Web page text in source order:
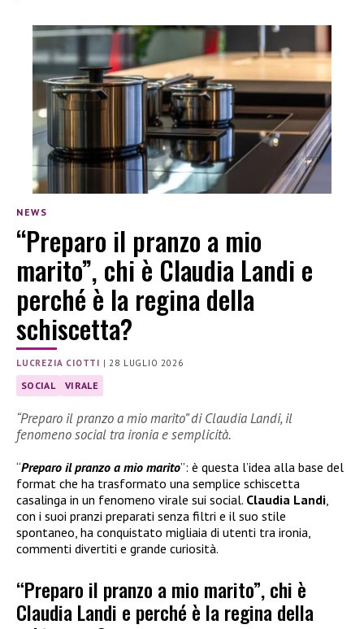
NEWS
“Preparo il pranzo a mio
marito”, chi è Claudia Landi e
perché è la regina della
schiscetta?
LUCREZIA CIOTTI |28 LUGLIO 2026
SOCIAL VIRALE
“Preparo il pranzo a mio marito” di Claudia Landi, il
fenomeno social tra ironia e semplicità.
“Preparo il pranzo a mio marito”: è questa l’idea alla base del
format che ha trasformato una semplice schiscetta
casalinga in un fenomeno virale sui social. Claudia Landi
con i suoi pranzi preparati senza filtri e il suo stile
spontaneo, ha conquistato migliaia di utenti tra ironia,
commenti divertiti e grande curiosità.
“Preparo il pranzo a mio marito”, chi è
Claudia Landi e perché è la regina della